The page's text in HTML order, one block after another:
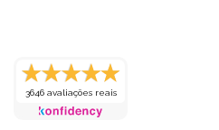
Macaquinhos
3646 avaliações reais